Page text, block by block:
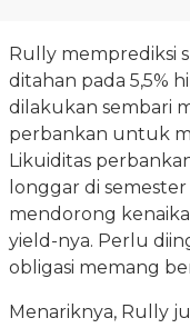
Rully memprediksi
ditahan pada 5,5%
dilakukan sembari
perbankan untuk
Likuiditas
longgar di
mendorong
yield-nya. Perlu
obligasi memang
Menariknya, Rully